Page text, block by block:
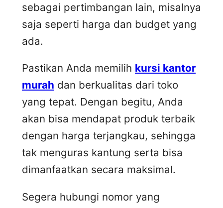
sebagai pertimbangan lain, misalnya
saja seperti harga dan budget yang
ada.
Pastikan Anda memilih kursi kantor
murah dan berkualitas dari toko
yang tepat. Dengan begitu, Anda
akan bisa mendapat produk terbaik
dengan harga terjangkau, sehingga
tak menguras kantung serta bisa
dimanfaatkan secara maksimal.
Segera hubungi nomor yang